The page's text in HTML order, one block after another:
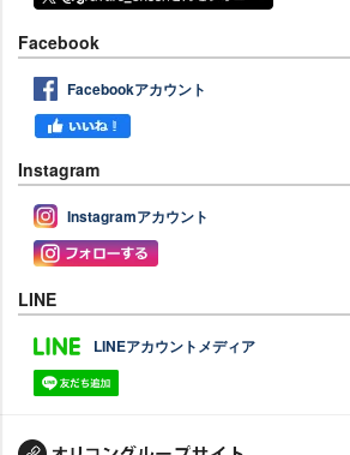
Facebook
Facebookアカウント
Instagram
Instagramアカウント
LINE
LINEアカウントメディア